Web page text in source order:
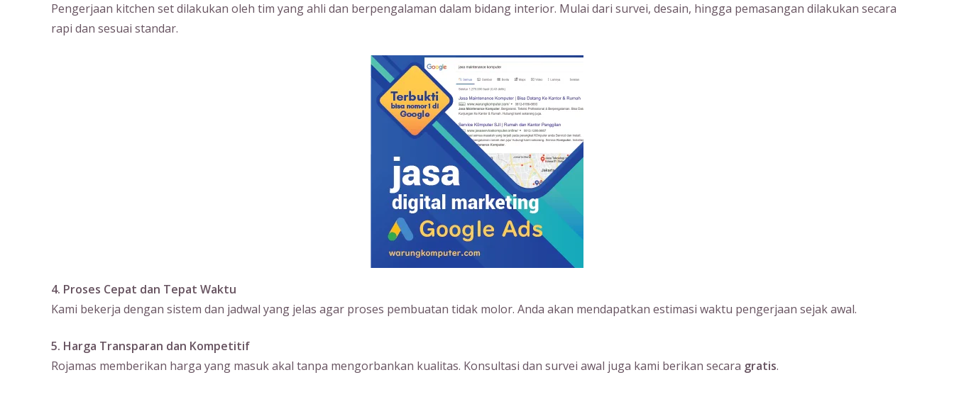
Pengerjaan kitchen set dilakukan oleh tim yang ahli dan berpengalaman dalam bidang interior. Mulai dari survei, desain, hingga pemasangan dilakukan secara
rapi dan sesuai standar.
4. Proses Cepat dan Tepat Waktu
Kami bekerja dengan sistem dan jadwal yang jelas agar proses pembuatan tidak molor. Anda akan mendapatkan estimasi waktu pengerjaan sejak awal.
5. Harga Transparan dan Kompetitif
Rojamas memberikan harga yang masuk akal tanpa mengorbankan kualitas. Konsultasi dan survei awal juga kami berikan secara gratis.